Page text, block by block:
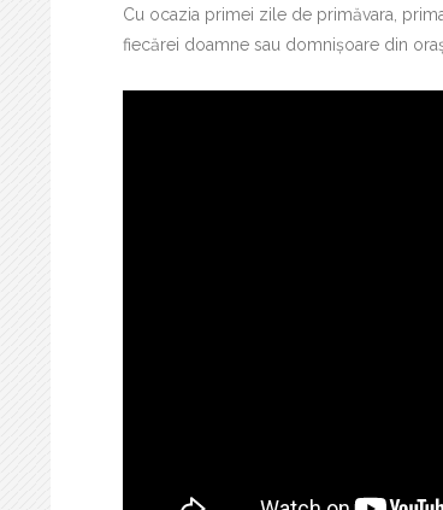
Cu ocazia primei zile de primăvara,
fiecărei doamne sau domnișoare din